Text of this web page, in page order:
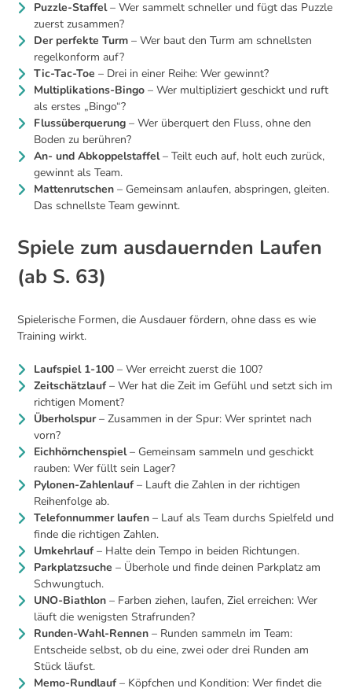
Puzzle-Staffel– Wer sammelt schneller und fügt das Puzzle
zuerst zusammen?
Der perfekte Turm – Wer baut den Turm am schnellsten
regelkonform auf?
Tic-Tac-Toe – Drei in einer Reihe: Wer gewinnt?
Multiplikations-Bingo – Wer multipliziert geschickt und ruft
als erstes „Bingo“?
Flussüberquerung – Wer überquert den Fluss, ohne den
Boden zu berühren?
An- und Abkoppelstaffel– Teilt euch auf, holt euch zurück,
gewinnt als Team.
Mattenrutschen – Gemeinsam anlaufen, abspringen, gleiten.
Das schnellste Team gewinnt.
Spiele zum ausdauernden Laufen
(ab S. 63)
Spielerische Formen, die Ausdauer fördern, ohne dass es wie
Training wirkt.
Laufspiel 1-100 – Wer erreicht zuerst die 100?
Zeitschätzlauf– Wer hat die Zeit im Gefühl und setzt sich im
richtigen Moment?
Überholspur– Zusammen in der Spur: Wer sprintet nach
vorn?
Eichhörnchenspiel– Gemeinsam sammeln und geschickt
rauben: Wer füllt sein Lager?
Pylonen-Zahlenlauf– Lauft die Zahlen in der richtigen
Reihenfolge ab.
Telefonnummer laufen – Lauf als Team durchs Spielfeld und
finde die richtigen Zahlen.
Umkehrlauf– Halte dein Tempo in beiden Richtungen.
Parkplatzsuche – Überhole und finde deinen Parkplatz am
Schwungtuch.
UNO-Biathlon – Farben ziehen, laufen, Ziel erreichen: Wer
läuft die wenigsten Strafrunden?
Runden-Wahl-Rennen – Runden sammeln im Team:
Entscheide selbst, ob du eine, zwei oder drei Runden am
Stück läufst.
Memo-Rundlauf– Köpfchen und Kondition: Wer findet die